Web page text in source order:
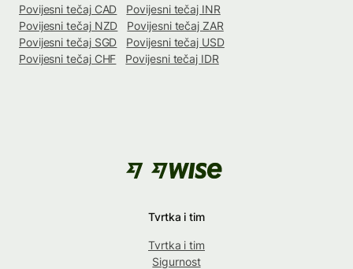
Povijesni tečaj CAD
Povijesni tečaj INR
Povijesni tečaj NZD
Povijesni tečaj ZAR
Povijesni tečaj SGD
Povijesni tečaj USD
Povijesni tečaj CHF
Povijesni tečaj IDR
Tvrtka i tim
Tvrtka i tim
Sigurnost